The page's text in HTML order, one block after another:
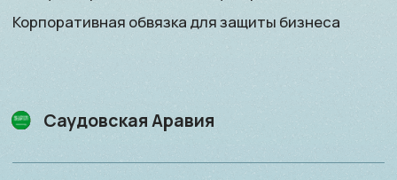
Подбор актива для приобретения или продажи
Открытие личных счётов и private banking